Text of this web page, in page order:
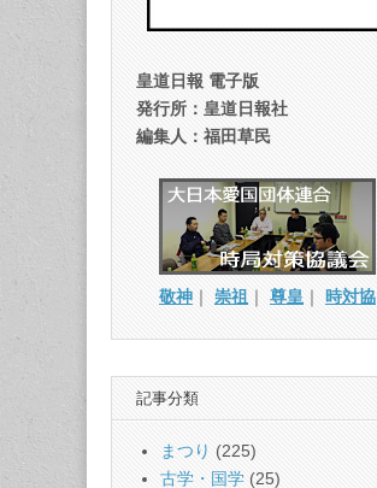
皇道日報 電子版
発行所：皇道日報社
編集人：福田草民
敬神 ｜ 崇祖 ｜ 尊皇 ｜ 時対協
記事分類
まつり (225)
古学・国学 (25)